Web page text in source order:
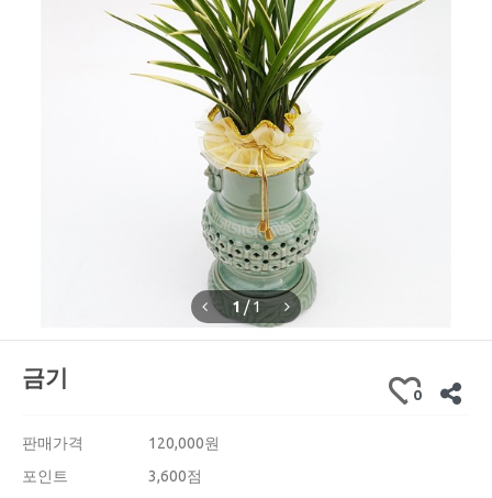
1 /1
금기
0
판매가격 120,000원
포인트
3,600점